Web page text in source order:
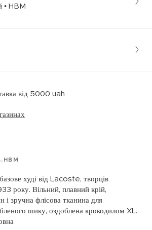
Барвистий • HBM
від 5000 uah
худі від Lacoste, творців
року. Вільний, плавний крій,
і зручна флісова тканина для
шику, оздоблена крокодилом XL.